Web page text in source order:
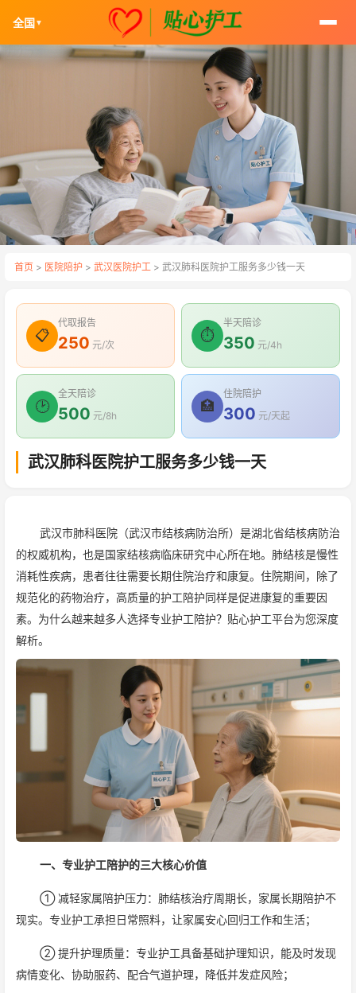
全国 ▼
首页 > 医院陪护 > 武汉医院护工 > 武汉肺科医院护工服务多少钱一天
📋
代取报告
250 元/次
⏱
半天陪诊
350 元/4h
🕑
全天陪诊
500 元/8h
🏥
住院陪护
300 元/天起
武汉肺科医院护工服务多少钱一天
武汉市肺科医院（武汉市结核病防治所）是湖北省结核病防治
的权威机构，也是国家结核病临床研究中心所在地。肺结核是慢性
消耗性疾病，患者往往需要长期住院治疗和康复。住院期间，除了
规范化的药物治疗，高质量的护工陪护同样是促进康复的重要因
素。为什么越来越多人选择专业护工陪护？贴心护工平台为您深度
解析。
一、专业护工陪护的三大核心价值
① 减轻家属陪护压力：肺结核治疗周期长，家属长期陪护不
现实。专业护工承担日常照料，让家属安心回归工作和生活；
② 提升护理质量：专业护工具备基础护理知识，能及时发现
病情变化、协助服药、配合气道护理，降低并发症风险；